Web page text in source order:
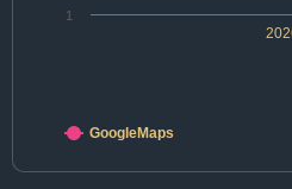
1
GoogleMaps